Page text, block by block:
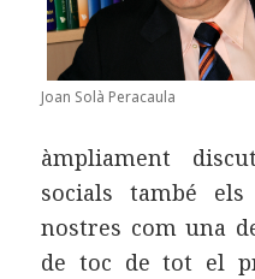
Joan Solà Peracaula
àmpliament
socials també
nostres com una
de toc de tot el